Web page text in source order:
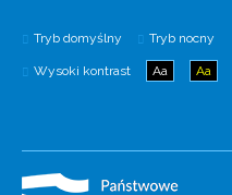
Tryb domyślny Tryb nocny
Wysoki kontrast Aa Aa